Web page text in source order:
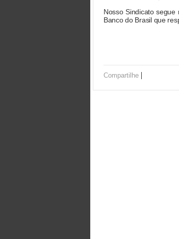
Nosso Sindicato
Banco do Brasil que
Compartilhe |